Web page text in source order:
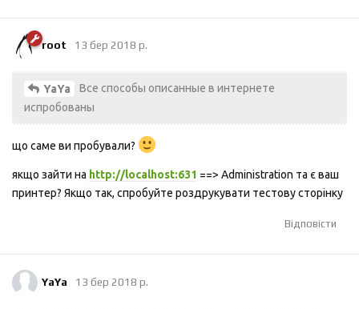
root 13 бер 2018 р.
YaYa
Все способы описанные в интернете
испробованы
що саме ви пробували?
якщо зайти на http://localhost:631 ==> Administration та є ваш
принтер? Якщо так, спробуйте роздрукувати тестову сторiнку
Відповісти
YaYa 13 бер 2018 р.